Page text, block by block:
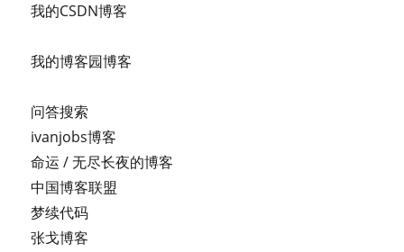
我的CSDN博客
我的博客园博客
问答搜索
ivanjobs博客
命运 / 无尽长夜的博客
中国博客联盟
梦续代码
张戈博客